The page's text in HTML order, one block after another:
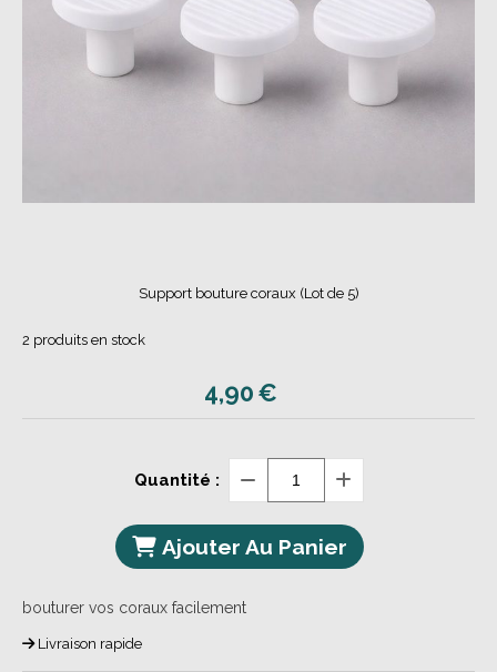
Support bouture coraux (Lot de 5)
4,90€
2 produits en stock
Quantité :
Ajouter Au Panier
bouturer vos coraux facilement
Livraison rapide